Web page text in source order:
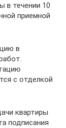
в течении 10
приемной
в
с отделкой
квартиры
подписания